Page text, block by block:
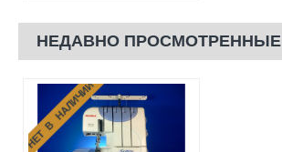
НЕДАВНО ПРОСМОТРЕННЫЕ
НЕТ В НАЛИЧИИ